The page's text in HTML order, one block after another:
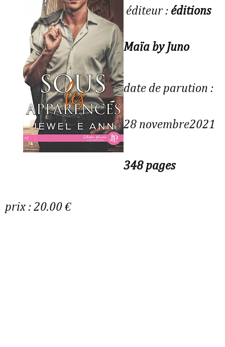
éditeur : éditions
Maïa by Juno
date de parution :
28 novembre2021
348 pages
prix : 20.00 €